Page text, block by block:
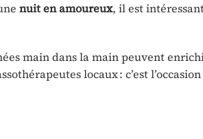
nuit en amoureux, il est
main dans la main peuvent
locaux : c’est